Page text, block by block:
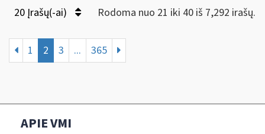
20 Įrašų(-ai) Rodoma nuo 21 iki 40 iš 7,292 irašų.
1 2 3 ... 365
APIE VMI